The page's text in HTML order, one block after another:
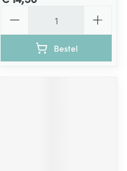
Bestel